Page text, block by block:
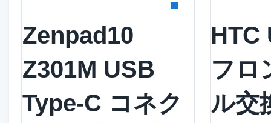
Zenpad10
Z301M USB
Type-C コネク
HTC
フロ
ル交